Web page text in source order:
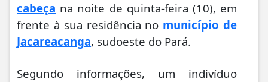
cabeça na noite de quinta-feira (10), em
frente à sua residência no município de
Jacareacanga, sudoeste do Pará.
Segundo informações, um indivíduo